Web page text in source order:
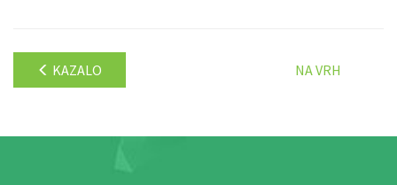
KAZALO NA VRH